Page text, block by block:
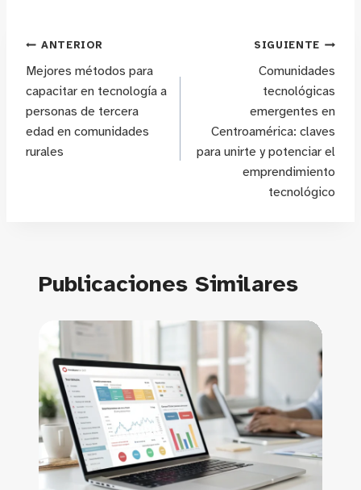
Navegación
de
entradas
ANTERIOR
Mejores métodos para
capacitar en tecnología a
personas de tercera
edad en comunidades
rurales
SIGUIENTE
Comunidades
tecnológicas
emergentes en
Centroamérica: claves
para unirte y potenciar el
emprendimiento
tecnológico
Publicaciones Similares